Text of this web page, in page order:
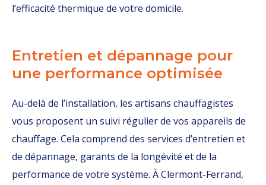
l’efficacité thermique de votre domicile.
Entretien et dépannage pour
une performance optimisée
Au-delà de l’installation, les artisans chauffagistes
vous proposent un suivi régulier de vos appareils de
chauffage. Cela comprend des services d’entretien et
de dépannage, garants de la longévité et de la
performance de votre système. À Clermont-Ferrand,